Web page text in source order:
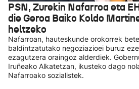
PSN, Zurekin Nafarroa eta
die Geroa Baiko Koldo
heltzeko
Nafarroan, hauteskunde orokorrek
baldintzatutako negoziazioei buruz
ezagutzera oraingoz alderdiek.
Iruñeako Alkatetzan, ikusteko dago
Nafarroako sozialistek.